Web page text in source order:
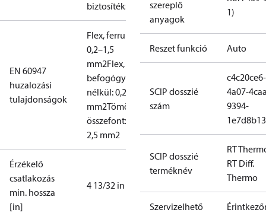
biztosíték: 10 A
EN 60947
huzalozási
tulajdonságok
Flex, ferrules:
0,2–1,5
mm2Flex,
befogógyűrűk
nélkül: 0,2–2,5
mm2Tömör/
összefont: 0,2–
2,5 mm2
Érzékelő
csatlakozás
min. hossza
[in]
4 13/32 in
szereplő
anyagok
1)
Reszet funkció Auto
SCIP dosszié
szám
c4c20ce6-
4a07-
9394-
SCIP dosszié
terméknév
RT
RT Diff.
Thermo
Szervizelhető